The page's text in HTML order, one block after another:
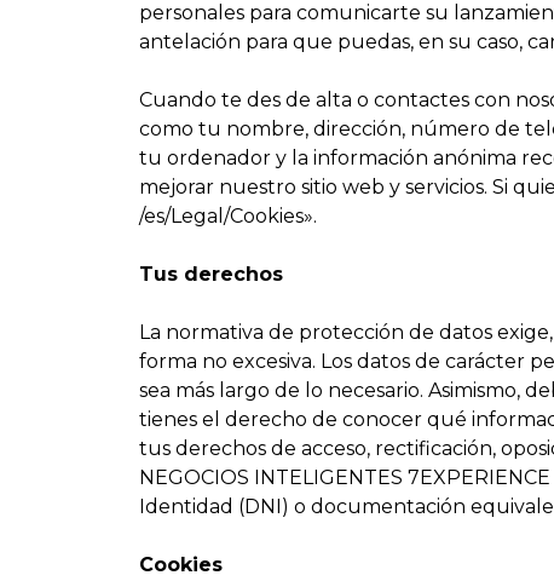
personales para comunicarte su
antelación para que puedas, en su caso,
Cuando te des de alta o contactes con
como tu nombre, dirección, número de
tu ordenador y la información anónima
mejorar nuestro sitio web y servicios. Si
/es/Legal/Cookies».
Tus derechos
La normativa de protección de datos
forma no excesiva. Los datos de carácter
sea más largo de lo necesario. Asimismo,
tienes el derecho de conocer qué
tus derechos de acceso, rectificación,
NEGOCIOS INTELIGENTES
Identidad (DNI) o documentación
Cookies